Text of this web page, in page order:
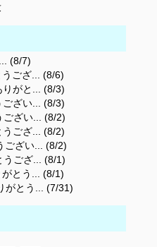
(8/7)
ござ... (8/6)
りがと... (8/3)
ござい... (8/3)
ござい... (8/2)
うござ... (8/2)
ござい... (8/2)
うござ... (8/1)
とう... (8/1)
がとう... (7/31)